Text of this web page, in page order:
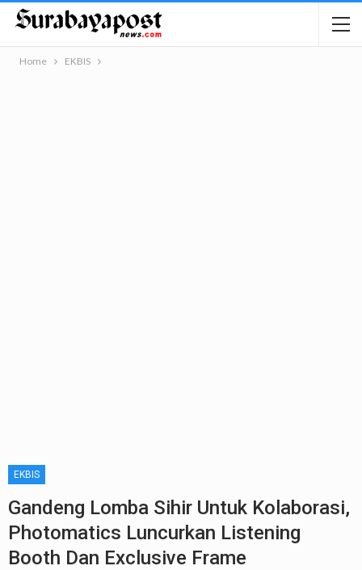
Home EKBIS
EKBIS
Gandeng Lomba Sihir Untuk Kolaborasi,
Photomatics Luncurkan Listening
Booth Dan Exclusive Frame